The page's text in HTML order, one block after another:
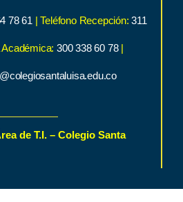
78 61 | Teléfono Recepción: 311
Académica:300 338 60 78 |
de T.I. – Colegio Santa